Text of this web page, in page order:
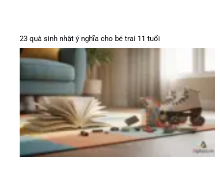
23 quà sinh nhật ý nghĩa cho bé trai 11 tuổi